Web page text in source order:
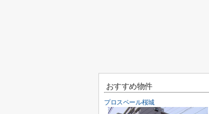
おすすめ物件
プロスペール桜城